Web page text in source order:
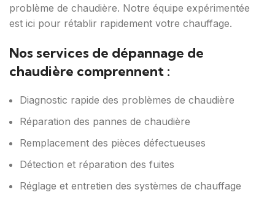
problème de chaudière. Notre équipe expérimentée
est ici pour rétablir rapidement votre chauffage.
Nos services de dépannage de
chaudière comprennent :
Diagnostic rapide des problèmes de chaudière
Réparation des pannes de chaudière
Remplacement des pièces défectueuses
Détection et réparation des fuites
Réglage et entretien des systèmes de chauffage